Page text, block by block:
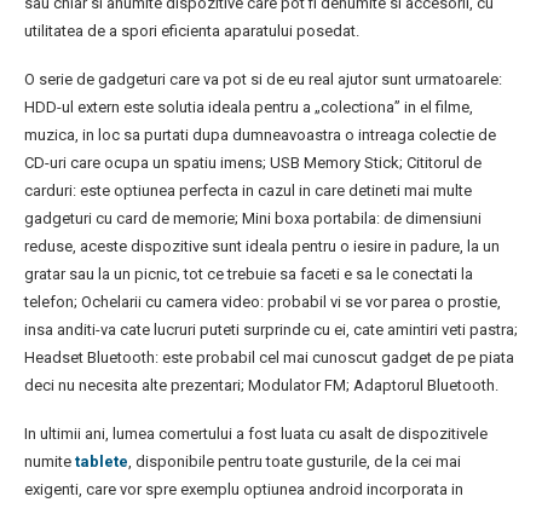
utilitatea de a spori eficienta aparatului posedat.
O serie de gadgeturi care va pot si de eu real ajutor sunt urmatoarele:
HDD-ul extern este solutia ideala pentru a „colectiona” in el filme,
muzica, in loc sa purtati dupa dumneavoastra o intreaga colectie de
CD-uri care ocupa un spatiu imens; USB Memory Stick; Cititorul de
carduri: este optiunea perfecta in cazul in care detineti mai multe
gadgeturi cu card de memorie; Mini boxa portabila: de dimensiuni
reduse, aceste dispozitive sunt ideala pentru o iesire in padure, la un
gratar sau la un picnic, tot ce trebuie sa faceti e sa le conectati la
telefon; Ochelarii cu camera video: probabil vi se vor parea o prostie,
insa anditi-va cate lucruri puteti surprinde cu ei, cate amintiri veti pastra;
Headset Bluetooth: este probabil cel mai cunoscut gadget de pe piata
deci nu necesita alte prezentari; Modulator FM; Adaptorul Bluetooth.
In ultimii ani, lumea comertului a fost luata cu asalt de dispozitivele
numite tablete, disponibile pentru toate gusturile, de la cei mai
exigenti, care vor spre exemplu optiunea android incorporata in